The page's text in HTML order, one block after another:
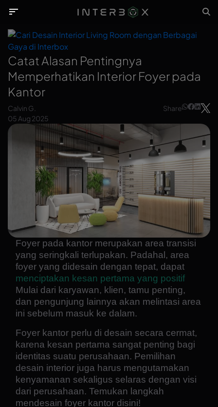
sort
sort
Catat Alasan Pentingnya
Memperhatikan Interior Foyer pada
Kantor
Calvin G.
05 Aug 2025
Share
Foyer pada kantor merupakan area transisi
yang seringkali terlupakan. Padahal, area
foyer yang didesain dengan tepat, dapat
menciptakan kesan pertama yang positif
Mulai dari karyawan, klien, tamu penting,
dan pengunjung lainnya akan melintasi area
ini sebelum masuk ke dalam.
Foyer kantor perlu di desain secara cermat,
karena kesan pertama sangat penting bagi
identitas suatu perusahaan. Pemilihan
desain interior juga harus mengutamakan
kenyamanan sekaligus selaras dengan visi
dari perusahaan. Temukan langkah
mendesain foyer kantor disini!